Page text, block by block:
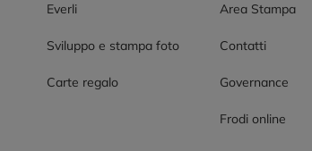
Everli
Sviluppo e stampa foto
Carte regalo
Area Stampa
Contatti
Governance
Frodi online